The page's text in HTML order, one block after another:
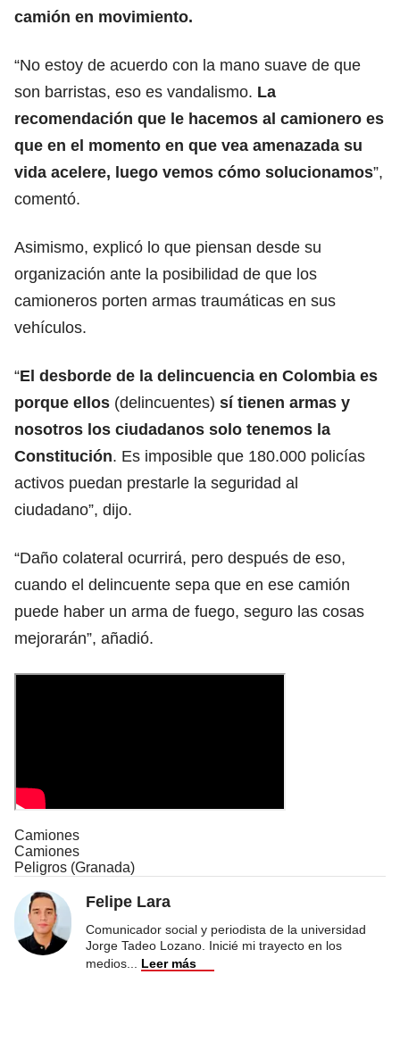
camión en movimiento.
“No estoy de acuerdo con la mano suave de que
son barristas, eso es vandalismo. La
recomendación que le hacemos al camionero es
que en el momento en que vea amenazada su
vida acelere, luego vemos cómo solucionamos”,
comentó.
Asimismo, explicó lo que piensan desde su
organización ante la posibilidad de que los
camioneros porten armas traumáticas en sus
vehículos.
“El desborde de la delincuencia en Colombia es
porque ellos (delincuentes) sí tienen armas y
nosotros los ciudadanos solo tenemos la
Constitución. Es imposible que 180.000 policías
activos puedan prestarle la seguridad al
ciudadano”, dijo.
“Daño colateral ocurrirá, pero después de eso,
cuando el delincuente sepa que en ese camión
puede haber un arma de fuego, seguro las cosas
mejorarán”, añadió.
Camiones
Camiones
Peligros (Granada)
Felipe Lara
Comunicador social y periodista de la universidad
Jorge Tadeo Lozano. Inicié mi trayecto en los
medios
Leer más